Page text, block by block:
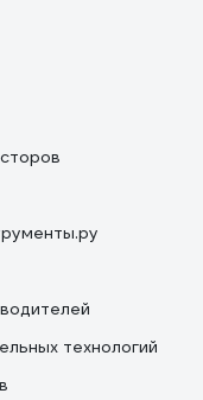
технологий